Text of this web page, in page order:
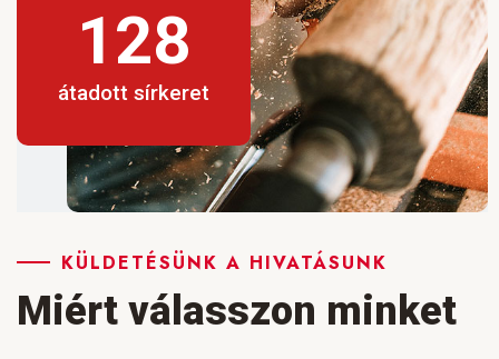
128
átadott sírkeret
KÜLDETÉSÜNK A HIVATÁSUNK
Miért válasszon minket